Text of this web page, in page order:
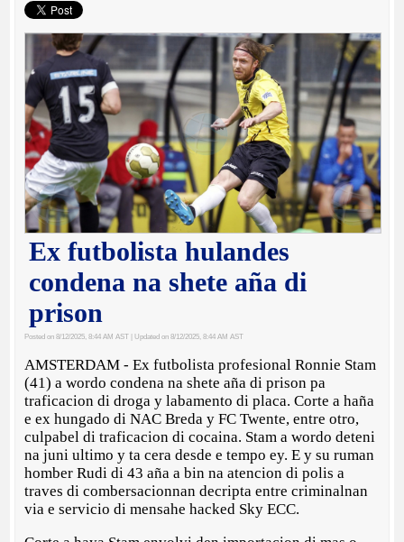
Ex futbolista hulandes
condena na shete aña di
prison
Posted on 8/12/2025, 8:44 AM AST | Updated on 8/12/2025, 8:44 AM AST
AMSTERDAM - Ex futbolista profesional Ronnie Stam
(41) a wordo condena na shete aña di prison pa
traficacion di droga y labamento di placa. Corte a haña
e ex hungado di NAC Breda y FC Twente, entre otro,
culpabel di traficacion di cocaina. Stam a wordo deteni
na juni ultimo y ta cera desde e tempo ey. E y su ruman
homber Rudi di 43 aña a bin na atencion di polis a
traves di combersacionnan decripta entre criminalnan
via e servicio di mensahe hacked Sky ECC.